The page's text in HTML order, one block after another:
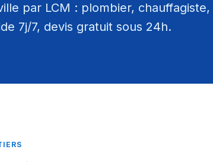
par LCM : plombier, chauffagiste,
7j/7, devis gratuit sous 24h.